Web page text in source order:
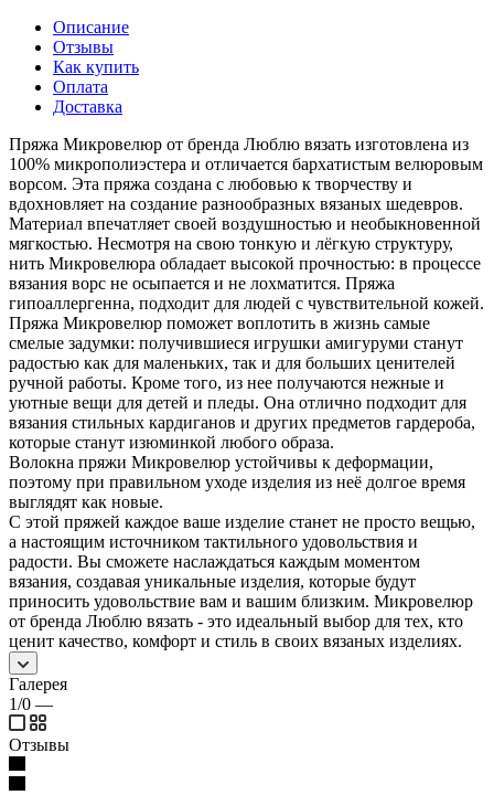
Описание
Отзывы
Как купить
Оплата
Доставка
Пряжа Микровелюр от бренда Люблю вязать изготовлена из
100% микрополиэстера и отличается бархатистым велюровым
ворсом. Эта пряжа создана с любовью к творчеству и
вдохновляет на создание разнообразных вязаных шедевров.
Материал впечатляет своей воздушностью и необыкновенной
мягкостью. Несмотря на свою тонкую и лёгкую структуру,
нить Микровелюра обладает высокой прочностью: в процессе
вязания ворс не осыпается и не лохматится. Пряжа
гипоаллергенна, подходит для людей с чувствительной кожей.
Пряжа Микровелюр поможет воплотить в жизнь самые
смелые задумки: получившиеся игрушки амигуруми станут
радостью как для маленьких, так и для больших ценителей
ручной работы. Кроме того, из нее получаются нежные и
уютные вещи для детей и пледы. Она отлично подходит для
вязания стильных кардиганов и других предметов гардероба,
которые станут изюминкой любого образа.
Волокна пряжи Микровелюр устойчивы к деформации,
поэтому при правильном уходе изделия из неё долгое время
выглядят как новые.
С этой пряжей каждое ваше изделие станет не просто вещью,
а настоящим источником тактильного удовольствия и
радости. Вы сможете наслаждаться каждым моментом
вязания, создавая уникальные изделия, которые будут
приносить удовольствие вам и вашим близким. Микровелюр
от бренда Люблю вязать - это идеальный выбор для тех, кто
ценит качество, комфорт и стиль в своих вязаных изделиях.
Галерея
1/0 —
Отзывы